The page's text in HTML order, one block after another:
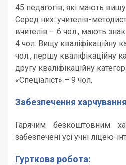
45 педагогів, які мають вищу
Серед них: учителів-
вчителів – 6 чол., мають
4 чол. Вищу кваліфікаційну
чол., першу кваліфікаційну
другу кваліфікаційну
«Спеціаліст» – 9 чол.
Забезпечення
Гарячим безкоштовним
забезпечені усі учні ліцею-
Гурткова робота: